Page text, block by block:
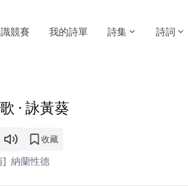
競賽 我的詩單 詩集 詩詞
· 詠黃葵
收藏
] 納蘭性德